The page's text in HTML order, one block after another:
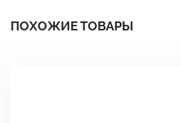
ПОХОЖИЕ ТОВАРЫ